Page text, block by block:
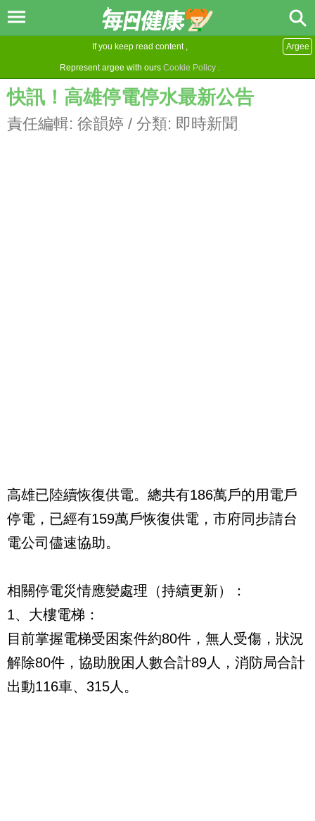
If you keep read content ,
Represent argee with ours Cookie Policy .
Argee
快訊！高雄停電停水最新公告
責任編輯: 徐韻婷 / 分類: 即時新聞
高雄已陸續恢復供電。總共有186萬戶的用電戶
停電，已經有159萬戶恢復供電，市府同步請台
電公司儘速協助。
相關停電災情應變處理（持續更新）：
1、大樓電梯：
目前掌握電梯受困案件約80件，無人受傷，狀況
解除80件，協助脫困人數合計89人，消防局合計
出動116車、315人。